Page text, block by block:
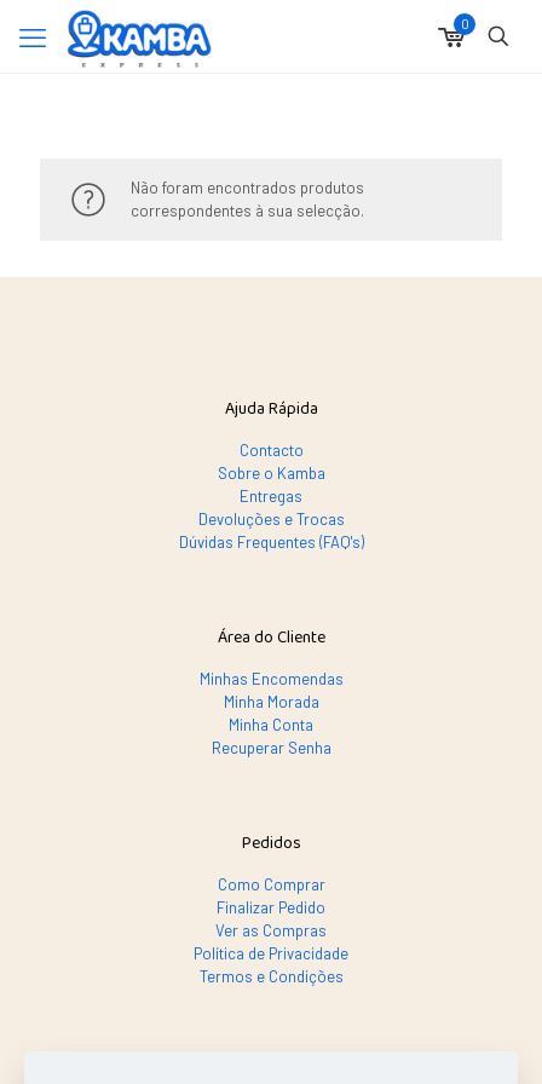
0
Não foram encontrados produtos
correspondentes à sua selecção.
Ajuda Rápida
Contacto
Sobre o Kamba
Entregas
Devoluções e Trocas
Dúvidas Frequentes (FAQ's)
Área do Cliente
Minhas Encomendas
Minha Morada
Minha Conta
Recuperar Senha
Pedidos
Como Comprar
Finalizar Pedido
Ver as Compras
Política de Privacidade
Termos e Condições